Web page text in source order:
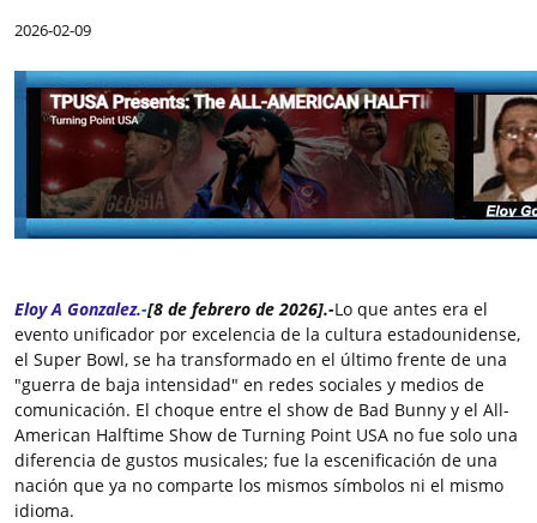
2026-02-09
Eloy A Gonzalez.-[8 de febrero de 2026].-Lo que antes era el
evento unificador por excelencia de la cultura estadounidense,
el Super Bowl, se ha transformado en el último frente de una
"guerra de baja intensidad" en redes sociales y medios de
comunicación. El choque entre el show de Bad Bunny y el All-
American Halftime Show de Turning Point USA no fue solo una
diferencia de gustos musicales; fue la escenificación de una
nación que ya no comparte los mismos símbolos ni el mismo
idioma.